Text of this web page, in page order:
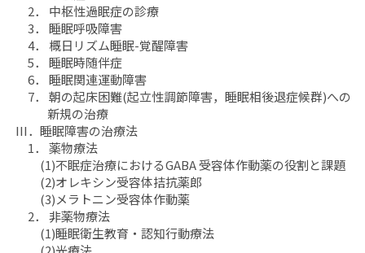
療
update」
の
数
量
減
ら
す
療
update」
の
数
量
増
す
2． 中枢性過眠症の診療
3． 睡眠呼吸障害
4． 概日リズム睡眠-覚醒障害
5． 睡眠時随伴症
6． 睡眠関連運動障害
7． 朝の起床困難(起立性調節障害，睡眠相後退症候群)への
新規の治療
III．睡眠障害の治療法
1． 薬物療法
(1)不眠症治療におけるGABA 受容体作動薬の役割と課題
(2)オレキシン受容体拮抗薬郎
(3)メラトニン受容体作動薬
2． 非薬物療法
(1)睡眠衛生教育・認知行動療法